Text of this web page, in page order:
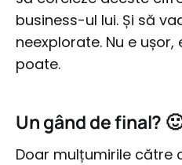
business-ul lui. Și să
neexplorate. Nu e
poate.
Un gând de final?
Doar mulțumirile către